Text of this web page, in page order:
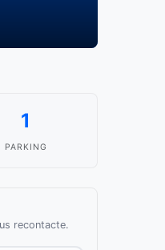
1
PARKING
recontacte.